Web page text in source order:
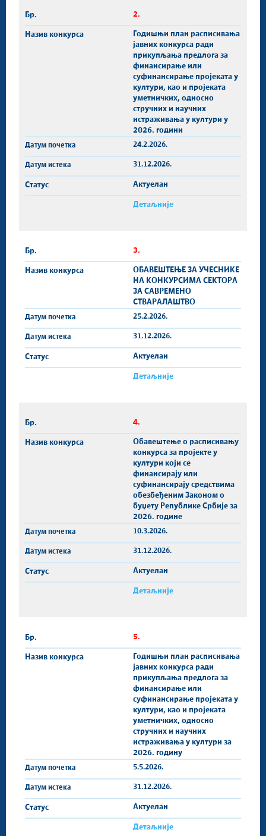
2.
Годишњи план расписивања
јавних конкурса ради
прикупљања предлога за
финансирање или
суфинансирање пројеката у
култури, као и пројеката
уметничких, односно
стручних и научних
истраживања у култури у
2026. години
24.2.2026.
31.12.2026.
Актуелан
Детаљније
3.
ОБАВЕШТЕЊЕ ЗА УЧЕСНИКЕ
НА КОНКУРСИМА СЕКТОРА
ЗА САВРЕМЕНО
СТВАРАЛАШТВО
25.2.2026.
31.12.2026.
Актуелан
Детаљније
4.
Обавештење о расписивању
конкурса за пројекте у
култури који се
финансирају или
суфинансирају средствима
обезбеђеним Законом о
буџету Републике Србије за
2026. године
10.3.2026.
31.12.2026.
Актуелан
Детаљније
5.
Годишњи план расписивања
јавних конкурса ради
прикупљања предлога за
финансирање или
суфинансирање пројеката у
култури, као и пројеката
уметничких, односно
стручних и научних
истраживања у култури за
2026. годину
5.5.2026.
31.12.2026.
Актуелан
Детаљније